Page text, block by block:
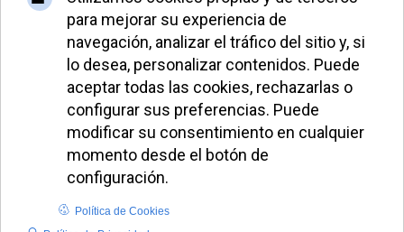
León XIV rompe
tradición de 15 años:
su histórica visita
papal a San Marino
que marca un hito